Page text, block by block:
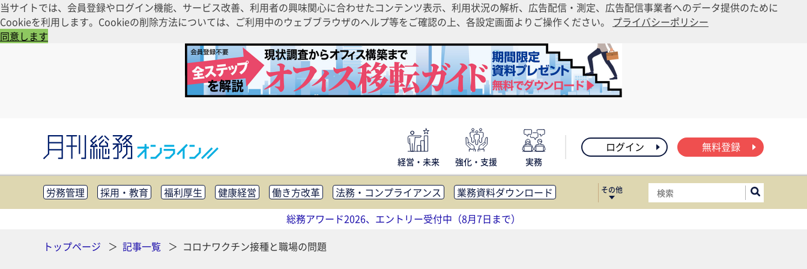
当サイトでは、会員登録やログイン機能、サービス改善、利用者の興味関心に合わせたコンテンツ表示、利用状況の解析、広告配信・測定、広告配信事業者へのデータ提供のために
Cookieを利用します。Cookieの削除方法については、ご利用中のウェブブラウザのヘルプ等をご確認の上、各設定画面よりご操作ください。 プライバシーポリシー
同意します
経営・未来 強化・支援 実務
ログイン 無料登録
労務管理 採用・教育 福利厚生 健康経営 働き方改革 法務・コンプライアンス
業務資料ダウンロード
知財管理
リスクマネジメント・BCP 社外・社内広報 社外・社内コミュニケーション活性化
FM・オフィス移転
助成金・補助金・コスト削減 アウトソーシング・BPO
調査・レポート
その他
総務アワード2026、エントリー受付中（8月7日まで）
トップページ
記事一覧 コロナワクチン接種と職場の問題